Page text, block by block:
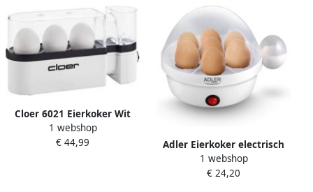
Cloer 6021 Eierkoker Wit
1 webshop
€ 44,99
Adler Eierkoker electrisch
Geschikt voor 7 eieren RVS
1 webshop
€ 24,20